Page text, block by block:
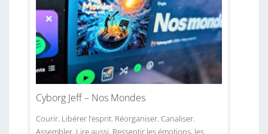
Cyborg Jeff – Nos Mondes
Courir. Libérer l’esprit. Réorganiser. Canaliser.
Assembler. Lire aussi. Ressentir les émotions, les